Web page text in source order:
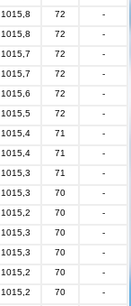
1015,8 72
-
1015,8 72
-
1015,7 72
-
1015,7 72
-
1015,6 72
-
1015,5 72
-
1015,4 71
-
1015,4 71
-
1015,3 71
-
1015,3 70
-
1015,2 70
-
1015,3 70
-
1015,3 70
-
1015,2 70
-
1015,2 70
-